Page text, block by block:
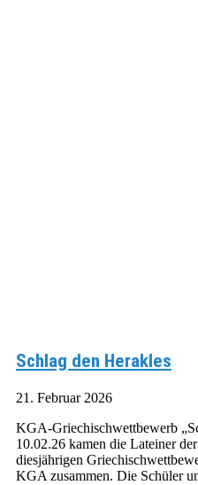
Schlag den Herakles
21. Februar 2026
KGA-Griechischwettbewerb
10.02.26 kamen die Lateiner
diesjährigen
KGA zusammen. Die Schüler